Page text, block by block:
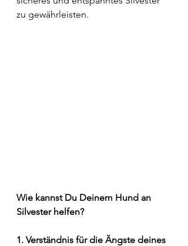
zu gewährleisten.
Wie kannst Du Deinem Hund an
Silvester helfen?
1. Verständnis für die Ängste deines